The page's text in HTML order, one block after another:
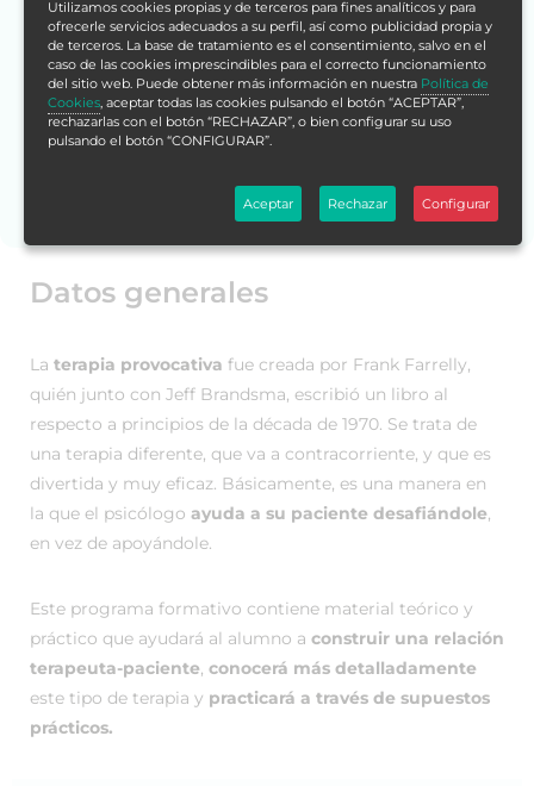
Datos generales
La terapia provocativa fue creada por Frank Farrelly,
quién junto con Jeff Brandsma, escribió un libro al
respecto a principios de la década de 1970. Se trata de
una terapia diferente, que va a contracorriente, y que es
divertida y muy eficaz. Básicamente, es una manera en
la que el psicólogo ayuda a su paciente desafiándole,
en vez de apoyándole.
Este programa formativo contiene material teórico y
práctico que ayudará al alumno a construir una relación
terapeuta-paciente, conocerá más detalladamente
este tipo de terapia y practicará a través de supuestos
prácticos.
Más info
¡Estamos listos para ayudarte!
Escríbenos por WhatsApp.
¿Necesitas ayuda?
Utilizamos cookies propias y de terceros para fines analíticos y para
ofrecerle servicios adecuados a su perfil, así como publicidad propia y
de terceros. La base de tratamiento es el consentimiento, salvo en el
caso de las cookies imprescindibles para el correcto funcionamiento
del sitio web. Puede obtener más información en nuestra Política de
Cookies, aceptar todas las cookies pulsando el botón “ACEPTAR”,
rechazarlas con el botón “RECHAZAR”, o bien configurar su uso
pulsando el botón “CONFIGURAR”.
Aceptar Rechazar Configurar